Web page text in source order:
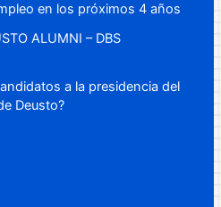
en los próximos 4 años
ALUMNI – DBS
a la presidencia del
Deusto?